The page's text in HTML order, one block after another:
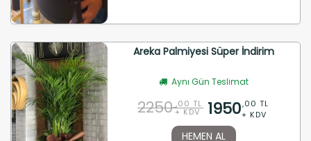
Areka Palmiyesi Süper İndirim
Aynı Gün Teslimat
2250 ,00 TL
+ KDV 1950,00 TL
+ KDV
HEMEN AL